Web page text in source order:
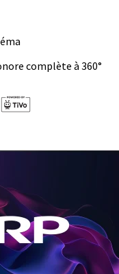
complète à 360°